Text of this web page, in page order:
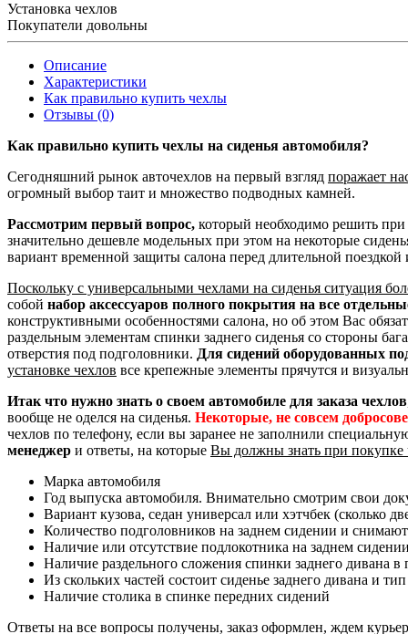
Установка чехлов
Покупатели довольны
Описание
Характеристики
Как правильно купить чехлы
Отзывы (0)
Как правильно купить чехлы на сиденья автомобиля?
Сегодняшний рынок авточехлов на первый взгляд поражает
огромный выбор таит и множество подводных камней.
Рассмотрим первый вопрос, который необходимо решить
значительно дешевле модельных при этом на некоторые
вариант временной защиты салона перед длительной
Поскольку с универсальными чехлами на сиденья ситуация
собой набор аксессуаров полного покрытия на все
конструктивными особенностями салона, но об этом Вас
раздельным элементам спинки заднего сиденья со стороны
отверстия под подголовники. Для сидений оборудованных
установке чехлов все крепежные элементы прячутся и
Итак что нужно знать о своем автомобиле для заказа чехлов
вообще не оделся на сиденья. Некоторые, не совсем
чехлов по телефону, если вы заранее не заполнили
менеджер и ответы, на которые Вы должны знать при покупке
Марка автомобиля
Год выпуска автомобиля. Внимательно смотрим свои
Вариант кузова, седан универсал или хэтчбек (сколько
Количество подголовников на заднем сидении и
Наличие или отсутствие подлокотника на заднем
Наличие раздельного сложения спинки заднего дивана
Из скольких частей состоит сиденье заднего дивана и
Наличие столика в спинке передних сидений
Ответы на все вопросы получены, заказ оформлен, ждем